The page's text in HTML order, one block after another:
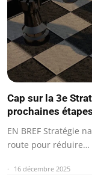
Cap sur la 3e
prochaines
EN BREF Stratégie
route pour réduire…
16 décembre 2025